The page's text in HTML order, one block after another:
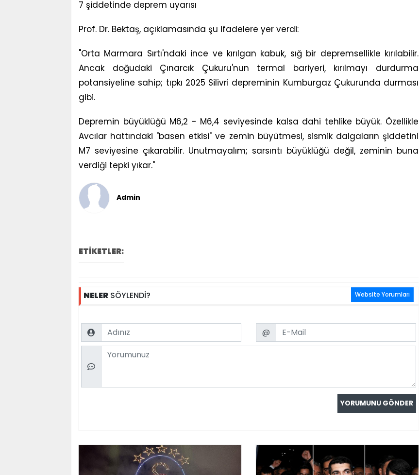
7 şiddetinde deprem uyarısı
Prof. Dr. Bektaş, açıklamasında şu ifadelere yer verdi:
"Orta Marmara Sırtı'ndaki ince ve kırılgan kabuk, sığ bir depremsellikle kırılabilir.
Ancak doğudaki Çınarcık Çukuru'nun termal bariyeri, kırılmayı durdurma
potansiyeline sahip; tıpkı 2025 Silivri depreminin Kumburgaz Çukurunda durması
gibi.
Depremin büyüklüğü M6,2 - M6,4 seviyesinde kalsa dahi tehlike büyük. Özellikle
Avcılar hattındaki "basen etkisi" ve zemin büyütmesi, sismik dalgaların şiddetini
M7 seviyesine çıkarabilir. Unutmayalım; sarsıntı büyüklüğü değil, zeminin buna
verdiği tepki yıkar."
Admin
ETİKETLER:
NELER SÖYLENDİ? Website Yorumları
Name Email
@
Comment